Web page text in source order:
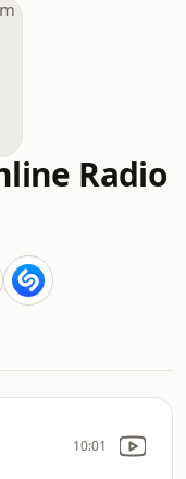
Radio
10:01